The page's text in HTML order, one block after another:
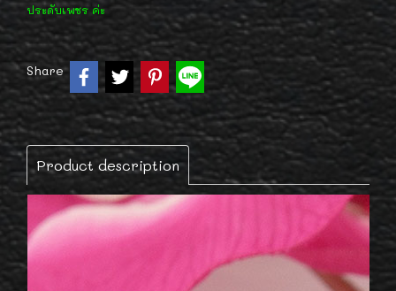
ประดับเพชร ค่ะ
Share
Product description